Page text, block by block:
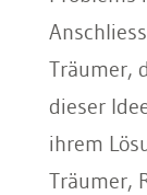
Träumer,
dieser
ihrem
Träumer,